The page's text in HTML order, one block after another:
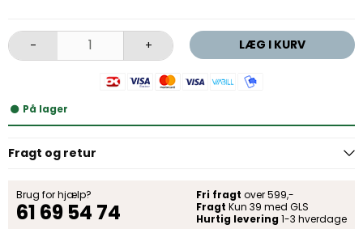
- + LÆG I KURV
På lager
Fragt og retur
Brug for hjælp?
61 69 54 74
Fri fragt over 599,-
Fragt Kun 39 med GLS
Hurtig levering 1-3 hverdage